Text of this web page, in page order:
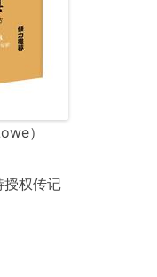
）
授权传记